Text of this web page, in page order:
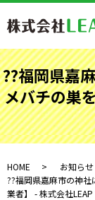
??福岡県嘉
メバチの巣
HOME
お知らせ
??福岡県嘉麻市の神
業者】 - 株式会社LEAP